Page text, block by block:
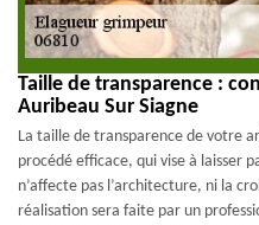
Taille de transparence :
Auribeau Sur Siagne
La taille de transparence de votre
procédé efficace, qui vise à laisser
n’affecte pas l’architecture, ni la
réalisation sera faite par un